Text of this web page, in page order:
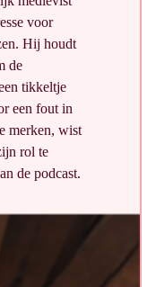
voor
Hij houdt
de
tikkeltje
een fout in
merken, wist
rol te
de podcast.